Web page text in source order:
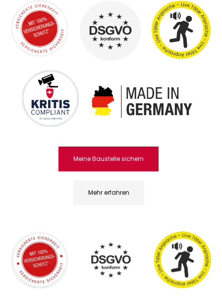
und erfüllt unsere Erwartungshaltung in
allen Blickwinkeln.“
Meine Baustelle sichern
Mehr erfahren